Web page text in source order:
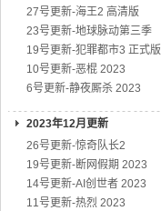
27号更新-海王2 高清版
23号更新-地球脉动第三季
19号更新-犯罪都市3 正式版
10号更新-恶棍 2023
6号更新-静夜厮杀 2023
2023年12月更新
26号更新-惊奇队长2
19号更新-断网假期 2023
14号更新-AI创世者 2023
11号更新-热烈 2023